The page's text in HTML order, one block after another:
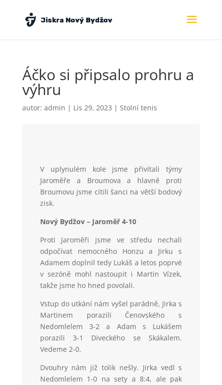
Áčko si připsalo prohru a
výhru
autor: admin | Lis 29, 2023 | Stolní tenis
V uplynulém kole jsme přivítali týmy
Jaroměře a Broumova a hlavně proti
Broumovu jsme cítili šanci na větší bodový
zisk.
Nový Bydžov – Jaroměř 4-10
Proti Jaroměři jsme ve středu nechali
odpočívat nemocného Honzu a Jirku s
Adamem doplnil tedy Lukáš a letos poprvé
v sezóně mohl nastoupit i Martin Vízek,
takže jsme ho hned povolali.
Vstup do utkání nám vyšel parádně, Jirka s
Martinem porazili Čenovského s
Nedomlelem 3-2 a Adam s Lukášem
porazili 3-1 Diveckého se Skákalem.
Vedeme 2-0.
Dvouhry nám již tolik nešly. Jirka vedl s
Nedomlelem 1-0 na sety a 8:4, ale pak